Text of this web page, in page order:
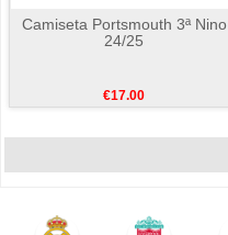
Camiseta Portsmouth 3ª Nino
24/25
€17.00